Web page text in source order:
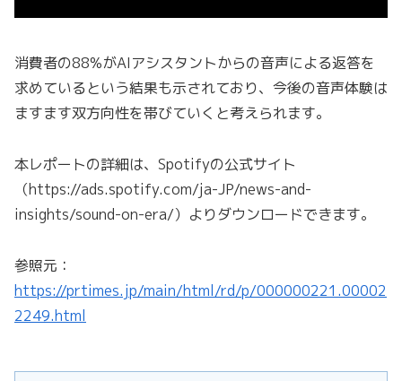
消費者の88%がAIアシスタントからの音声による返答を
求めているという結果も示されており、今後の音声体験は
ますます双方向性を帯びていくと考えられます。
本レポートの詳細は、Spotifyの公式サイト
（https://ads.spotify.com/ja-JP/news-and-
insights/sound-on-era/）よりダウンロードできます。
参照元：
https://prtimes.jp/main/html/rd/p/000000221.00002
2249.html